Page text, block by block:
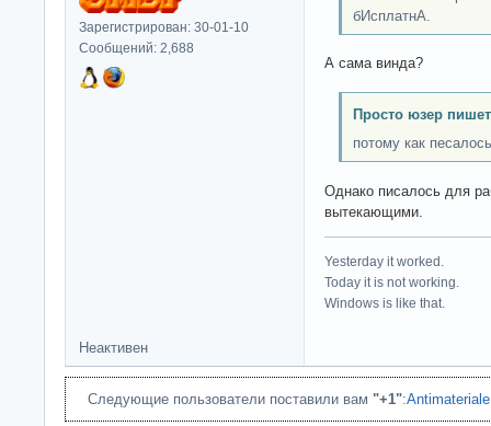
Зарегистрирован: 30-01-10
Сообщений: 2,688
бИсплатнА.
А сама винда?
Просто юзер
потому как
Однако писалось для
вытекающими.
Yesterday it worked.
Today it is not working.
Windows is like that.
Неактивен
Следующие пользователи поставили вам "+1":Antimateriale